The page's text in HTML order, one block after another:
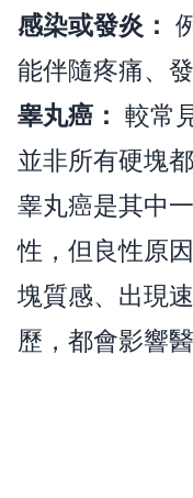
感染或發炎：
能伴隨疼痛、
睾丸癌： 較常
並非所有硬塊都
睾丸癌是其中
性，但良性原
塊質感、出現
歷，都會影響